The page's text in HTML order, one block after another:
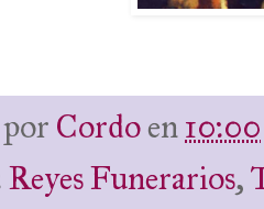
Cordoen10:00
Reyes Funerarios,